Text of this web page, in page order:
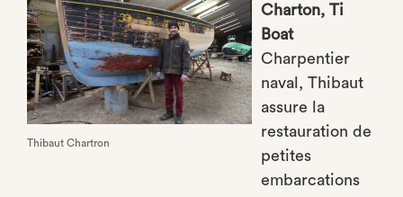
Thibaut Chartron
Charton, Ti
Boat
Charpentier
naval, Thibaut
assure la
restauration de
petites
embarcations